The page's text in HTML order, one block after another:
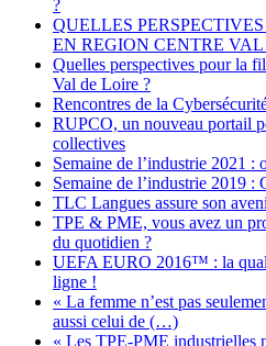
?
QUELLES
EN REGION CENTRE
Quelles perspectives pour la
Val de Loire ?
Rencontres de la
RUPCO, un nouveau portail
collectives
Semaine de l’industrie 2021 :
Semaine de l’industrie 2019 :
TLC Langues assure son
TPE & PME, vous avez un
du quotidien ?
UEFA EURO 2016™ : la
ligne !
« La femme n’est pas
aussi celui de (…)
« Les TPE-PME industrielles